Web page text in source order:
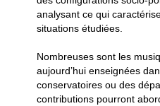
analysant ce qui
situations étudiées.
Nombreuses sont les
aujourd’hui enseignées
conservatoires ou des
contributions pourront